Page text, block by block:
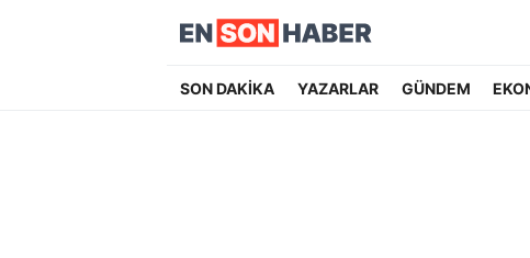
SON DAKİKA YAZARLAR GÜNDEM